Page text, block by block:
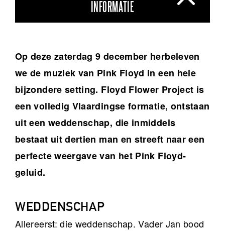
INFORMATIE
Op deze zaterdag 9 december herbeleven
we de muziek van Pink Floyd in een hele
bijzondere setting. Floyd Flower Project is
een volledig Vlaardingse formatie, ontstaan
uit een weddenschap, die inmiddels
bestaat uit dertien man en streeft naar een
perfecte weergave van het Pink Floyd-
geluid.
WEDDENSCHAP
Allereerst: die weddenschap. Vader Jan bood